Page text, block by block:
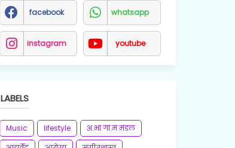
facebook whatsapp
instagram youtube
LABELS
Music lifestyle
अ.भा.गां.म.मंडल